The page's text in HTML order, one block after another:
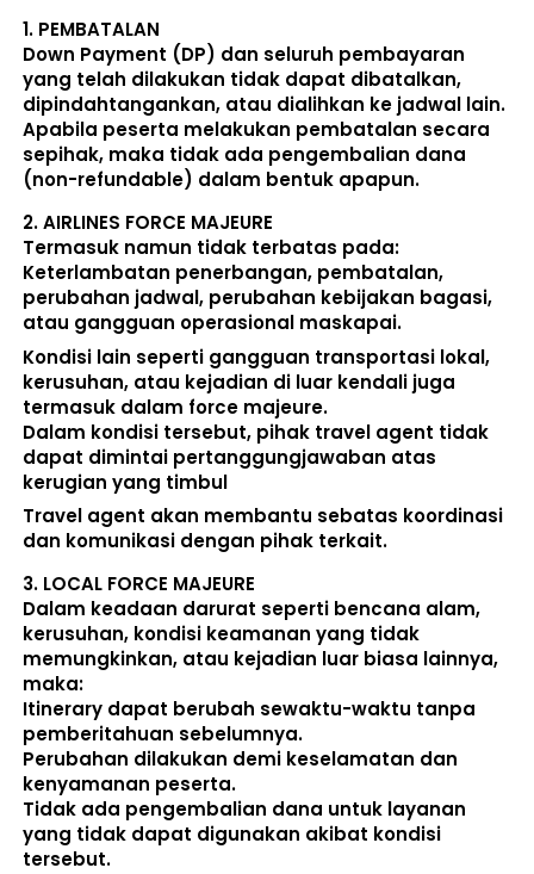
1. PEMBATALAN
Down Payment (DP) dan seluruh pembayaran
yang telah dilakukan tidak dapat dibatalkan,
dipindahtangankan, atau dialihkan ke jadwal lain.
Apabila peserta melakukan pembatalan secara
sepihak, maka tidak ada pengembalian dana
(non-refundable) dalam bentuk apapun.
2. AIRLINES FORCE MAJEURE
Termasuk namun tidak terbatas pada:
Keterlambatan penerbangan, pembatalan,
perubahan jadwal, perubahan kebijakan bagasi,
atau gangguan operasional maskapai.
Kondisi lain seperti gangguan transportasi lokal,
kerusuhan, atau kejadian di luar kendali juga
termasuk dalam force majeure.
Dalam kondisi tersebut, pihak travel agent tidak
dapat dimintai pertanggungjawaban atas
kerugian yang timbul
Travel agent akan membantu sebatas koordinasi
dan komunikasi dengan pihak terkait.
3. LOCAL FORCE MAJEURE
Dalam keadaan darurat seperti bencana alam,
kerusuhan, kondisi keamanan yang tidak
memungkinkan, atau kejadian luar biasa lainnya,
maka:
Itinerary dapat berubah sewaktu-waktu tanpa
pemberitahuan sebelumnya.
Perubahan dilakukan demi keselamatan dan
kenyamanan peserta.
Tidak ada pengembalian dana untuk layanan
yang tidak dapat digunakan akibat kondisi
tersebut.